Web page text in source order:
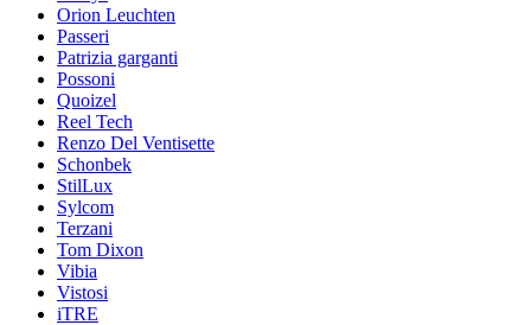
Orion Leuchten
Passeri
Patrizia garganti
Possoni
Quoizel
Reel Tech
Renzo Del Ventisette
Schonbek
StilLux
Sylcom
Terzani
Tom Dixon
Vibia
Vistosi
iTRE